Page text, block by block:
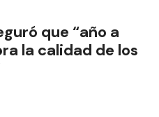
que “año a
la calidad de los